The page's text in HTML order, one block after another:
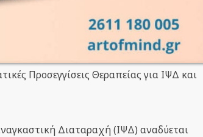
Προσεγγίσεις Θεραπείας για ΙΨΔ και
Διαταραχή (ΙΨΔ) αναδύεται